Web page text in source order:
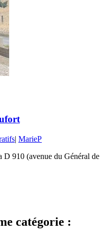
| MarieP
D 910 (avenue du Général de
catégorie :